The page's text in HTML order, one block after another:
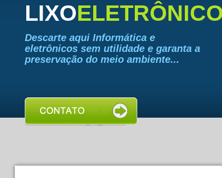
LIXO
Descarte aqui Informática e
eletrônicos sem utilidade e garanta a
preservação do meio ambiente...